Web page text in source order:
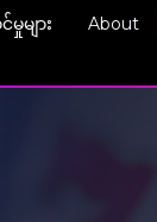
များ About